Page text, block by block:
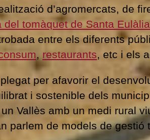
d’agromercats, de
del tomàquet de Santa
entre els diferents
restaurants , etc i els
per afavorir el
i sostenible dels
Vallès amb un medi rural
parlem de models de gestió